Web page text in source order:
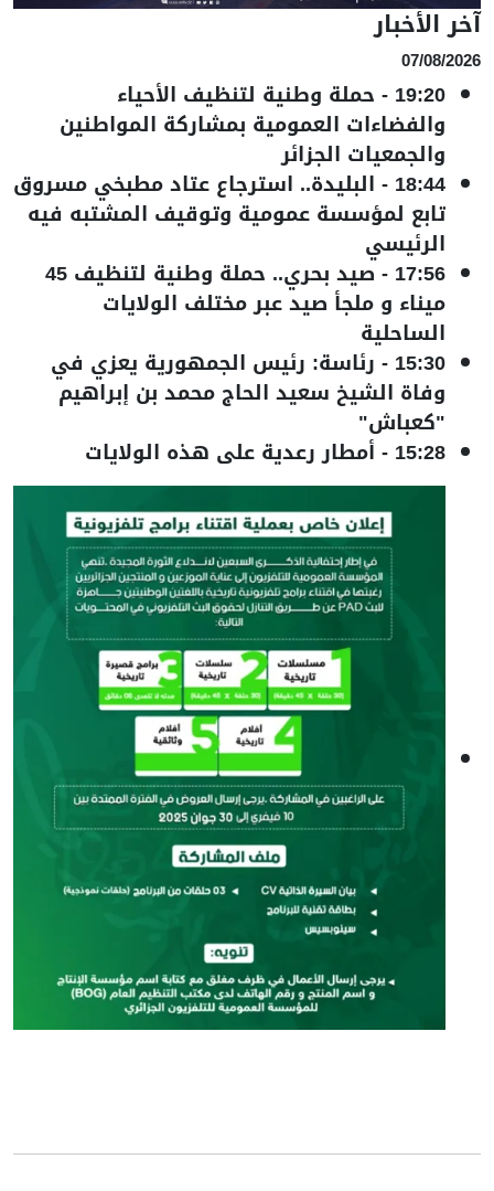
آخر الأخبار
07/08/2026
19:20
- حملة وطنية لتنظيف الأحياء
والفضاءات العمومية بمشاركة المواطنين
والجمعيات الجزائر
18:44
- البليدة.. استرجاع عتاد مطبخي مسروق
تابع لمؤسسة عمومية وتوقيف المشتبه فيه
الرئيسي
17:56
- صيد بحري.. حملة وطنية لتنظيف 45
ميناء و ملجأ صيد عبر مختلف الولايات
الساحلية
15:30
- رئاسة: رئيس الجمهورية يعزي في
وفاة الشيخ سعيد الحاج محمد بن إبراهيم
"كعباش"
15:28
- أمطار رعدية على هذه الولايات